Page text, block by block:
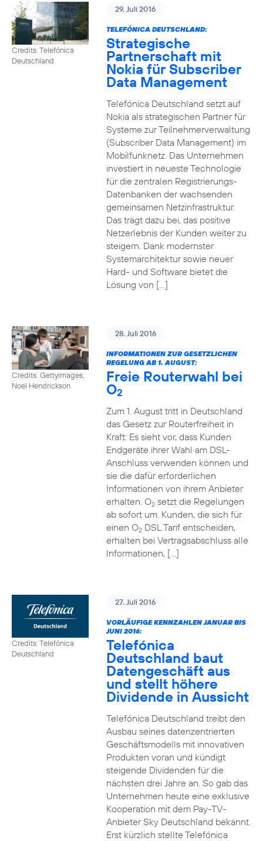
Credits: Telefónica
Deutschland
29. Juli 2016
TELEFÓNICA DEUTSCHLAND:
Strategische
Partnerschaft mit
Nokia für Subscriber
Data Management
Telefónica Deutschland setzt auf
Nokia als strategischen Partner für
Systeme zur Teilnehmerverwaltung
(Subscriber Data Management) im
Mobilfunknetz. Das Unternehmen
investiert in neueste Technologie
für die zentralen Registrierungs-
Datenbanken der wachsenden
gemeinsamen Netzinfrastruktur.
Das trägt dazu bei, das positive
Netzerlebnis der Kunden weiter zu
steigern. Dank modernster
Systemarchitektur sowie neuer
Hard- und Software bietet die
Lösung von […]
Credits: Gettyimages,
Noel Hendrickson
28. Juli 2016
INFORMATIONEN ZUR GESETZLICHEN
REGELUNG AB 1. AUGUST:
Freie Routerwahl bei
O2
Zum 1. August tritt in Deutschland
das Gesetz zur Routerfreiheit in
Kraft: Es sieht vor, dass Kunden
Endgeräte ihrer Wahl am DSL-
Anschluss verwenden können und
sie die dafür erforderlichen
Informationen von ihrem Anbieter
erhalten. O2setzt die Regelungen
ab sofort um. Kunden, die sich für
einen O2DSL Tarif entscheiden,
erhalten bei Vertragsabschluss alle
Informationen, […]
Credits: Telefónica
Deutschland
27. Juli 2016
VORLÄUFIGE KENNZAHLEN JANUAR BIS
JUNI 2016:
Telefónica
Deutschland baut
Datengeschäft aus
und stellt höhere
Dividende in Aussicht
Telefónica Deutschland treibt den
Ausbau seines datenzentrierten
Geschäftsmodells mit innovativen
Produkten voran und kündigt
steigende Dividenden für die
nächsten drei Jahre an. So gab das
Unternehmen heute eine exklusive
Kooperation mit dem Pay-TV-
Anbieter Sky Deutschland bekannt.
Erst kürzlich stellte Telefónica